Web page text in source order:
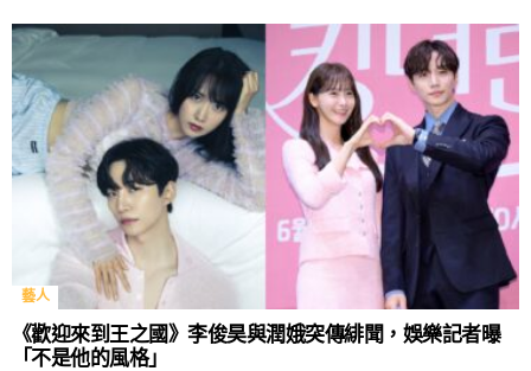
藝人
《歡迎來到王之國》李俊昊與潤娥突傳緋聞，娛樂記者曝
「不是他的風格」